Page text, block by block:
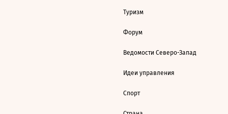
Туризм
Форум
Ведомости Северо-Запад
Идеи управления
Спорт